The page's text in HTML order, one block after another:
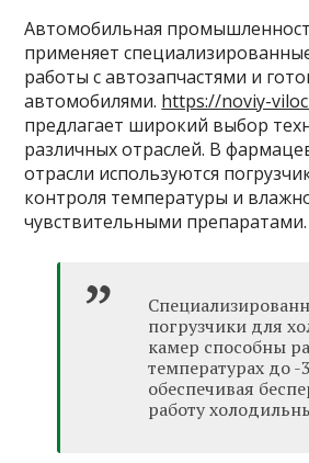
Автомобильная
применяет
работы с автозапчастями и
автомобилями. https://noviy-
предлагает широкий выбор
различных отраслей. В
отрасли используются
контроля температуры и
чувствительными препаратами.
погрузчики для
камер способны
температурах до -
обеспечивая
работу